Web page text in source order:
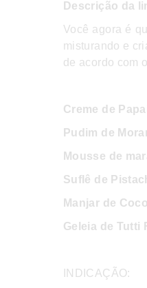
Descrição da
Você agora é
misturando e
de acordo com
Creme de
Pudim de
Mousse de
Suflê de
Manjar de
Geleia de Tutti
INDICAÇÃO: